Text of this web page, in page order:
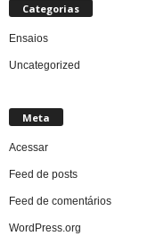
Categorias
Ensaios
Uncategorized
Meta
Acessar
Feed de posts
Feed de comentários
WordPress.org